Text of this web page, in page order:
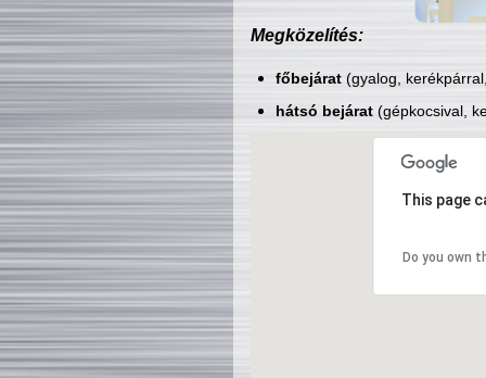
Megközelítés:
főbejárat(gyalog,
hátsó bejárat(gépkocsival,
This page
Do you own